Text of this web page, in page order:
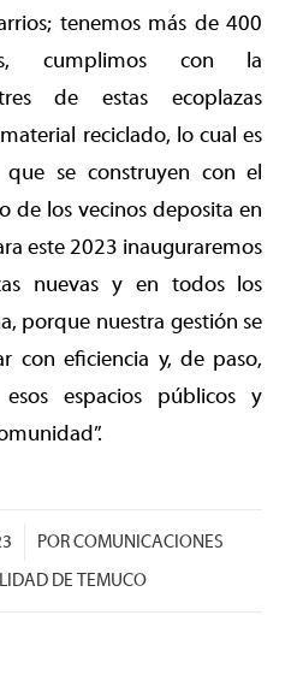
tenemos más de 400
cumplimos con la
de estas ecoplazas
reciclado, lo cual es
se construyen con el
de los vecinos deposita en
este 2023 inauguraremos
nuevas y en todos los
porque nuestra gestión se
con eficiencia y, de paso,
espacios públicos y
PORCOMUNICACIONES
DE TEMUCO